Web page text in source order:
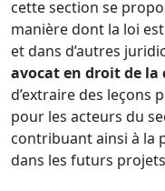
cette section se
manière dont la loi
et dans d’autres
avocat en droit de
d’extraire des leçons
pour les acteurs du
contribuant ainsi à la
dans les futurs